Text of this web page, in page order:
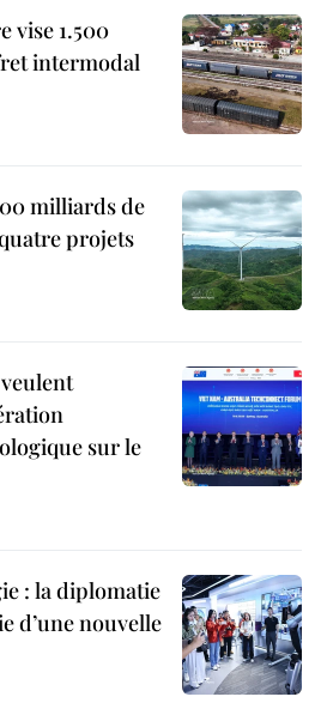
vise 1.500
intermodal
milliards de
projets
sur le
: la diplomatie
d’une nouvelle